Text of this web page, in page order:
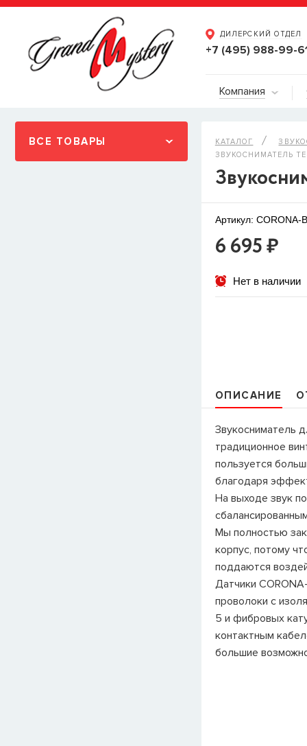
ДИЛЕРСКИЙ ОТДЕЛ
+7 (495) 988-99-
Компания
ВСЕ ТОВАРЫ КАТАЛОГ
ЗВУКОСНИМАТЕЛЬ
Артикул: CORONA-
6 695 ₽
Нет в наличии
ОПИСАНИЕ
Звукосниматель
традиционное
пользуется
благодаря
На выходе звук
Мы полностью
корпус, потому
поддаются
Датчики
проволоки с
5 и фибровых
контактным
большие